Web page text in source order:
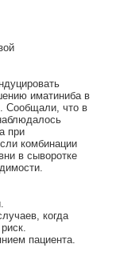
иматиниба в
Сообщали, что в
при
комбинации
в сыворотке
когда
пациента.